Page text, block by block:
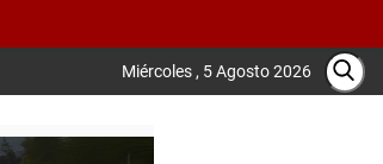
Miércoles , 5 Agosto 2026